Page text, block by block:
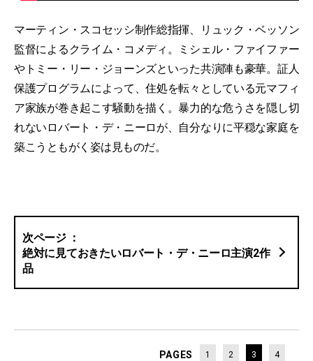
マーティン・スコセッシ制作総指揮、リュック・ベッソン
監督によるクライム・コメディ。ミシェル・ファイファー
やトミー・リー・ジョーンズといった共演陣も豪華。証人
保護プログラムによって、住処を転々としている元マフィ
ア家族が巻き起こす騒動を描く。暴力的な危うさを隠し切
れないロバート・デ・ニーロが、自分なりに平穏な家庭を
築こうともがく姿は見ものだ。
絶対に見ておきたいロバート・デ・ニーロ主演2作
品
PAGES 1 2 3 4